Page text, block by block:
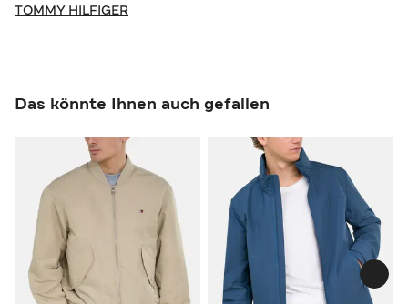
TOMMY HILFIGER
Das könnte Ihnen auch gefallen